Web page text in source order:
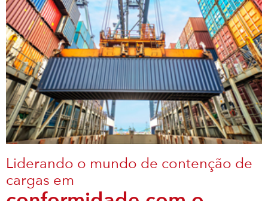
Liderando o mundo de contenção de
cargas em